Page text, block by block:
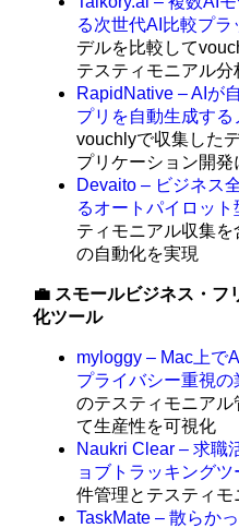
る次世代AI比較プラ
デルを比較して
テスティモニアル
RapidNative – AIが
プリを自動生成す
vouchlyで収集した
プリケーション開発
Devaito – ビジネス
るオートパイロッ
ティモニアル収集
の自動化を実現
💼 スモールビジネス・フ
化ツール
myloggy – Mac上で
プライバシー重視
のテスティモニア
て生産性を可視化
Naukri Clear – 求職
ョブトラッキングツ
件管理とテスティ
TaskMate – 散らか